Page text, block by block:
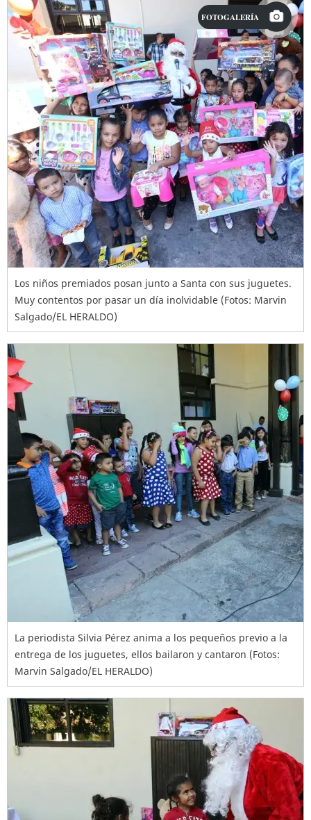
FOTOGALERÍA
Los niños premiados posan junto a Santa con sus juguetes.
Muy contentos por pasar un día inolvidable (Fotos: Marvin
Salgado/EL HERALDO)
La periodista Silvia Pérez anima a los pequeños previo a la
entrega de los juguetes, ellos bailaron y cantaron (Fotos:
Marvin Salgado/EL HERALDO)